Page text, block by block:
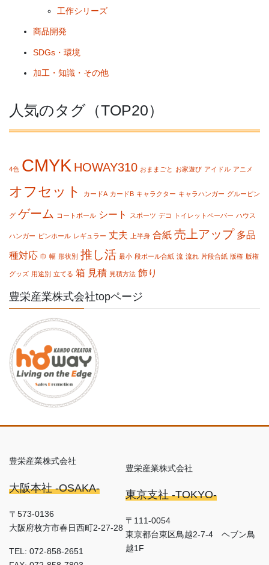
工作シリーズ
商品開発
SDGs・環境
加工・知識・その他
人気のタグ（TOP20）
4色 CMYK HOWAY310 おままごと お家遊び アイドル アニメ
オフセット カードA カードB キャラクター キャラハンガー グルーピン
グ ゲーム コートボール シート スポーツ デコ トイレットペーパー ハウス
ハンガー ピンホール レギュラー 丈夫 上半身 合紙 売上アップ 多品
種対応 巾 幅 形状別 推し活 最小 段ボール合紙 流 流れ 片段合紙 版権 版権
グッズ 用途別 立てる 箱 見積 見積方法 飾り
豊栄産業株式会社topページ
豊栄産業株式会社
大阪本社 -OSAKA-
〒573-0136
大阪府枚方市春日西町2-27-28
TEL: 072-858-2651
豊栄産業株式会社
東京支社 -TOKYO-
〒111-0054
東京都台東区鳥越2-7-4 ヘブン鳥
越1F